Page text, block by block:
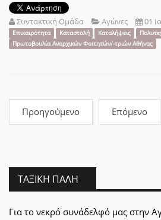
Συντακτική Ομάδα Αγώνες 01
Επικαιρότητα Καταστολή Καταλήψεις
Πρωτοβουλία Αναρχικών Φοιτητών/-τριών Αθήνας
Προηγούμενο Επόμενο
ΤΑΞΙΚΉ ΠΆΛΗ
Για το νεκρό συνάδελφό μας στην